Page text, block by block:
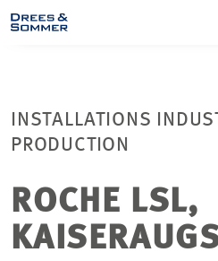
INSTALLATIONS
PRODUCTION
ROCHE LSL,